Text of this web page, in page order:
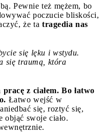
Pewnie też mężem, bo
poczucie bliskości,
że ta tragedia nas
się lęku i wstydu.
się traumą, która
z ciałem. Bo łatwo
Łatwo wejść w
się, roztyć się,
objąć swoje ciało.